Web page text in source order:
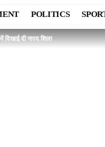
POLITICS
दिखाई दी नारद शिला